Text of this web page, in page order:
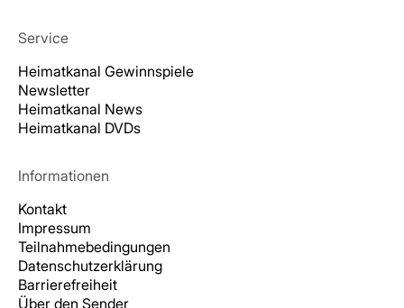
Service
Heimatkanal Gewinnspiele
Newsletter
Heimatkanal News
Heimatkanal DVDs
Informationen
Kontakt
Impressum
Teilnahmebedingungen
Datenschutzerklärung
Barrierefreiheit
Über den Sender